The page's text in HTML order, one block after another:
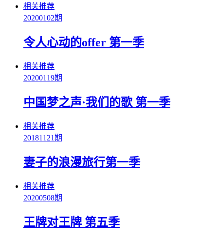
相关推荐
20200102期
令人心动的offer 第一季
相关推荐
20200119期
中国梦之声·我们的歌 第一季
相关推荐
20181121期
妻子的浪漫旅行第一季
相关推荐
20200508期
王牌对王牌 第五季